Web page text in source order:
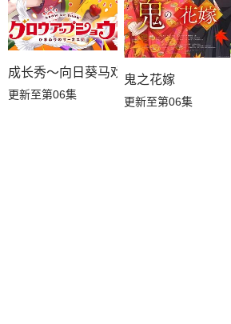
成长秀～向日葵马戏团～
更新至第06集
鬼之花嫁
更新至第06集